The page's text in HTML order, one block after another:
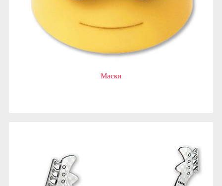
Маски